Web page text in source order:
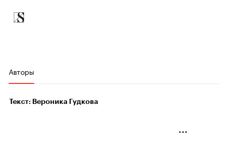
Авторы
Текст: Вероника Гудкова